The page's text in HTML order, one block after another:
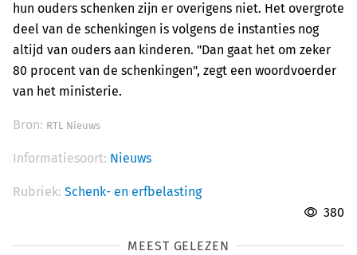
hun ouders schenken zijn er overigens niet. Het overgrote
deel van de schenkingen is volgens de instanties nog
altijd van ouders aan kinderen. "Dan gaat het om zeker
80 procent van de schenkingen", zegt een woordvoerder
van het ministerie.
Bron: RTL Nieuws
Informatiesoort: Nieuws
Rubriek: Schenk- en erfbelasting
380
MEEST GELEZEN